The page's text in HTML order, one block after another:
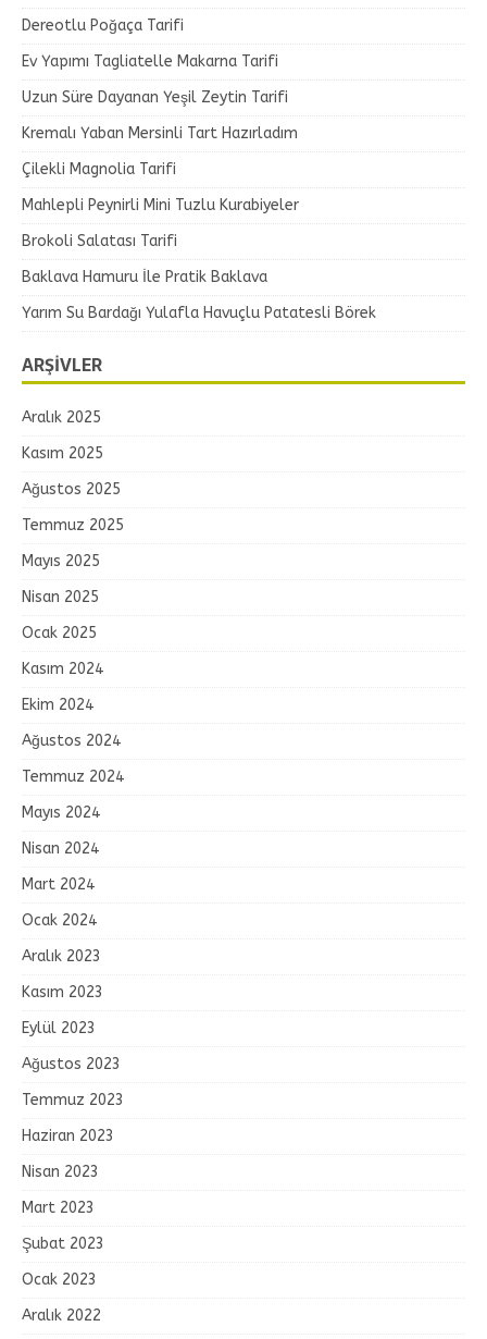
Dereotlu Poğaça Tarifi
Ev Yapımı Tagliatelle Makarna Tarifi
Uzun Süre Dayanan Yeşil Zeytin Tarifi
Kremalı Yaban Mersinli Tart Hazırladım
Çilekli Magnolia Tarifi
Mahlepli Peynirli Mini Tuzlu Kurabiyeler
Brokoli Salatası Tarifi
Baklava Hamuru İle Pratik Baklava
Yarım Su Bardağı Yulafla Havuçlu Patatesli Börek
ARŞIVLER
Aralık 2025
Kasım 2025
Ağustos 2025
Temmuz 2025
Mayıs 2025
Nisan 2025
Ocak 2025
Kasım 2024
Ekim 2024
Ağustos 2024
Temmuz 2024
Mayıs 2024
Nisan 2024
Mart 2024
Ocak 2024
Aralık 2023
Kasım 2023
Eylül 2023
Ağustos 2023
Temmuz 2023
Haziran 2023
Nisan 2023
Mart 2023
Şubat 2023
Ocak 2023
Aralık 2022